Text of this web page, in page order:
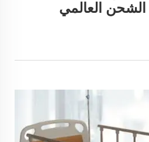
الشحن العالمي